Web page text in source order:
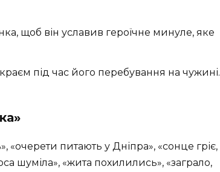
щоб він уславив героїчне минуле, яке
під час його перебування на чужині.
«очерети питають у Дніпра», «сонце гріє,
шуміла», «жита похилились», «заграло,